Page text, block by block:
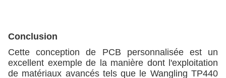
Conclusion
Cette conception de PCB personnalisée est un
excellent exemple de la manière dont l'exploitation
de matériaux avancés tels que le Wangling TP440